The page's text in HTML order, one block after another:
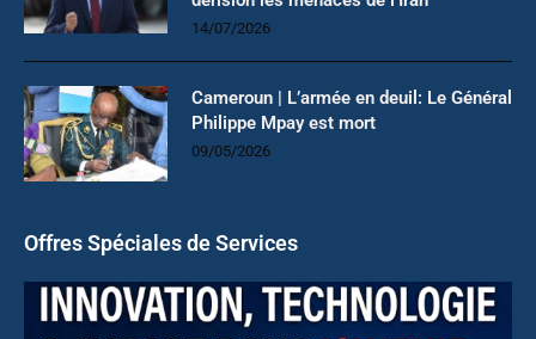
14/07/2026
Cameroun | L’armée en deuil: Le Général
Philippe Mpay est mort
09/05/2026
Offres Spéciales de Services